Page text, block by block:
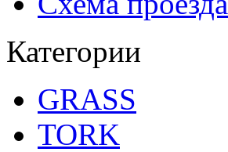
Категории
GRASS
TORK